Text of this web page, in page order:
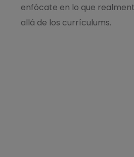
enfócate en lo que
allá de los currículums.